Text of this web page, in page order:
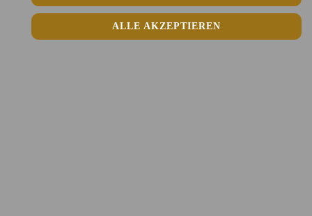
15,50 € *
* Die Preise können nach Auswahl des Stores variieren.
ALLE AKZEPTIEREN